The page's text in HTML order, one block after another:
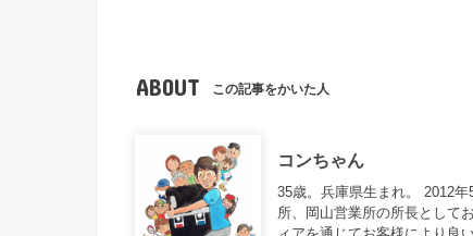
ABOUT この記事をかいた人
コンちゃん
35歳。兵庫県生まれ。 2012
所、岡山営業所の所長として